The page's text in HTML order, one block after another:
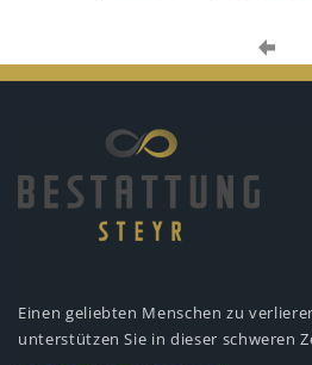
Einen geliebten Menschen zu
unterstützen Sie in dieser schweren